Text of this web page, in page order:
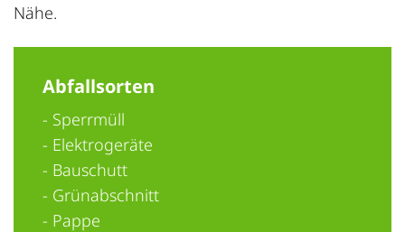
Nähe.
Abfallsorten
- Sperrmüll
- Elektrogeräte
- Bauschutt
- Grünabschnitt
- Pappe